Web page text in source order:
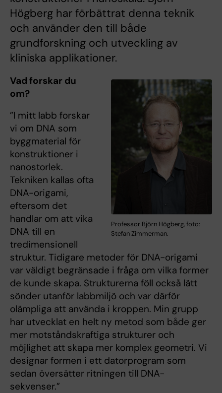
Högberg har förbättrat denna teknik
och använder den till både
grundforskning och utveckling av
kliniska applikationer.
Professor Björn Högberg, foto:
Stefan Zimmerman.
Vad forskar du
om?
”I mitt labb forskar
vi om DNA som
byggmaterial för
konstruktioner i
nanostorlek.
Tekniken kallas ofta
DNA-origami,
eftersom det
handlar om att vika
DNA till en
tredimensionell
struktur. Tidigare metoder för DNA-origami
var väldigt begränsade i fråga om vilka former
de kunde skapa. Strukturerna föll också lätt
sönder utanför labbmiljö och var därför
olämpliga att använda i kroppen. Min grupp
har utvecklat en helt ny metod som både ger
mer motståndskraftiga strukturer och
möjlighet att skapa mer komplex geometri. Vi
designar formen i ett datorprogram som
sedan översätter ritningen till DNA-
sekvenser.”